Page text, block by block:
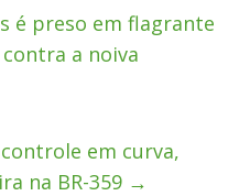
é preso em flagrante
a noiva
em curva,
na BR-359 →